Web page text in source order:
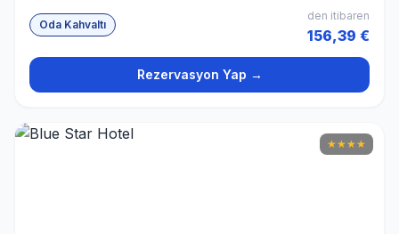
Oda Kahvaltı
den itibaren
156,39 €
Rezervasyon Yap →
★★★★